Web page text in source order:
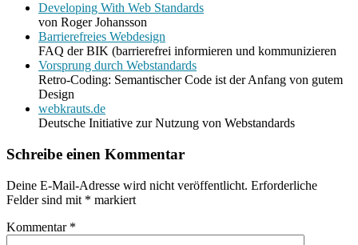
Developing With Web Standards
von Roger Johansson
Barrierefreies Webdesign
FAQ der BIK (barrierefrei informieren und kommunizieren
Vorsprung durch Webstandards
Retro-Coding: Semantischer Code ist der Anfang von gutem
Design
webkrauts.de
Deutsche Initiative zur Nutzung von Webstandards
Schreibe einen Kommentar
Deine E-Mail-Adresse wird nicht veröffentlicht. Erforderliche
Felder sind mit * markiert
Kommentar *